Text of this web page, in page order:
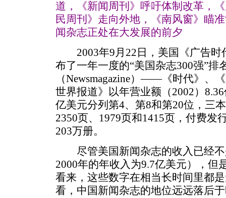
道，《新闻周刊》呼吁体制改革，
民周刊》走向外地，《南风窗》瞄
闻杂志正处在大发展的前夕
2003年9月22日，美国《广告时
布了一年一度的“美国杂志300强”排
（Newsmagazine）——《时代》、
世界报道》以年营业额（2002）
亿美元分列第4、第8和第20位，三
2350页、1979页和1415页，付费发
203万册。
尽管美国新闻杂志的收入已经不
2000年的年收入为9.7亿美元），但
看来，这些数字在相当长时间里都
看，中国新闻杂志的地位远远落后